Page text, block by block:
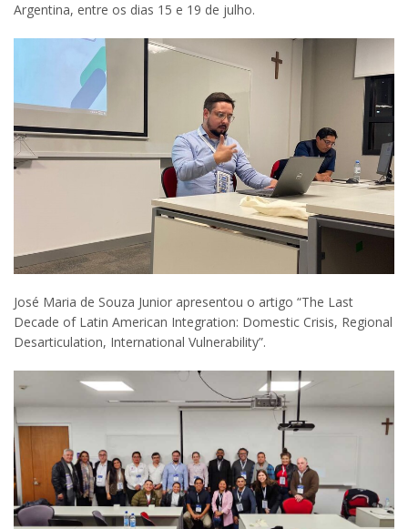
Argentina, entre os dias 15 e 19 de julho.
José Maria de Souza Junior apresentou o artigo “The Last
Decade of Latin American Integration: Domestic Crisis, Regional
Desarticulation, International Vulnerability”.